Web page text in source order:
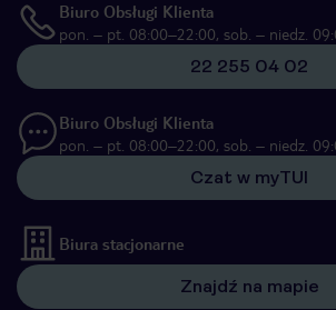
Biuro Obsługi Klienta
pon. – pt. 08:00–22:00, sob. – niedz.
22 255 04 02
Biuro Obsługi Klienta
pon. – pt. 08:00–22:00, sob. – niedz.
Czat w myTUI
Biura stacjonarne
Znajdź na mapie